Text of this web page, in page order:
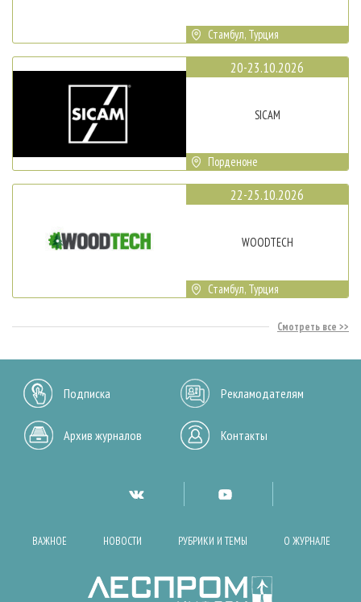
Стамбул, Турция
20-23.10.2026
SICAM
Порденоне
22-25.10.2026
WOODTECH
Стамбул, Турция
Смотреть все
Подписка Рекламодателям
Архив журналов Контакты
ВАЖНОЕ НОВОСТИ РУБРИКИ И ТЕМЫ О ЖУРНАЛЕ